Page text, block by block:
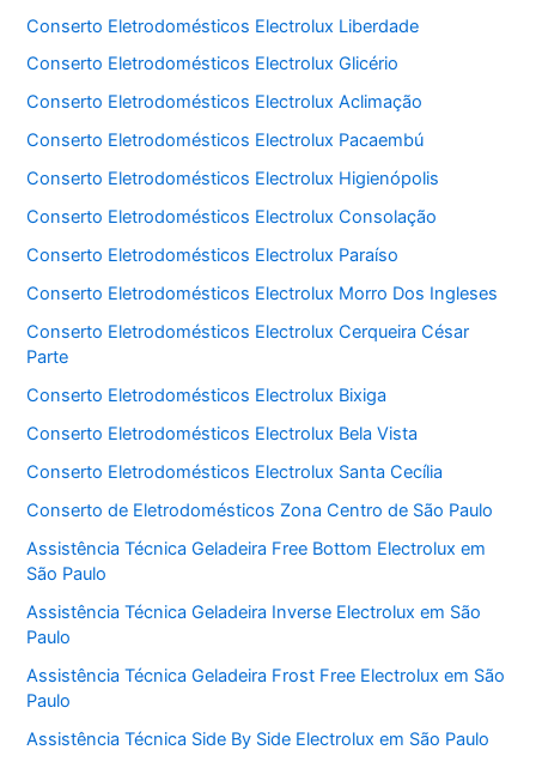
Conserto Eletrodomésticos Electrolux Liberdade
Conserto Eletrodomésticos Electrolux Glicério
Conserto Eletrodomésticos Electrolux Aclimação
Conserto Eletrodomésticos Electrolux Pacaembú
Conserto Eletrodomésticos Electrolux Higienópolis
Conserto Eletrodomésticos Electrolux Consolação
Conserto Eletrodomésticos Electrolux Paraíso
Conserto Eletrodomésticos Electrolux Morro Dos Ingleses
Conserto Eletrodomésticos Electrolux Cerqueira César
Parte
Conserto Eletrodomésticos Electrolux Bixiga
Conserto Eletrodomésticos Electrolux Bela Vista
Conserto Eletrodomésticos Electrolux Santa Cecília
Conserto de Eletrodomésticos Zona Centro de São Paulo
Assistência Técnica Geladeira Free Bottom Electrolux em
São Paulo
Assistência Técnica Geladeira Inverse Electrolux em São
Paulo
Assistência Técnica Geladeira Frost Free Electrolux em São
Paulo
Assistência Técnica Side By Side Electrolux em São Paulo